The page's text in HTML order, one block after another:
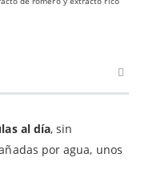
al día, sin
por agua, unos